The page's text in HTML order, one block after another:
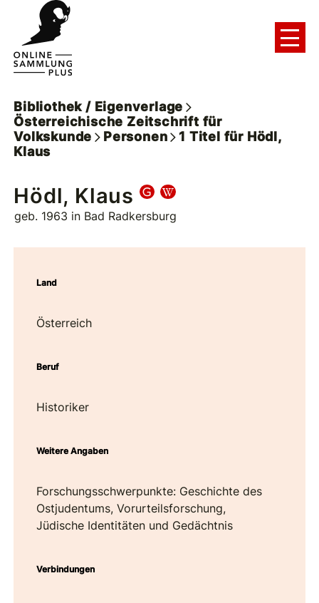
Bibliothek / Eigenverlage
Österreichische Zeitschrift für
Volkskunde
Personen 1 Titel für Hödl,
Klaus
Hödl, Klaus
geb. 1963 in Bad Radkersburg
Land
Österreich
Beruf
Historiker
Weitere Angaben
Forschungsschwerpunkte: Geschichte des
Ostjudentums, Vorurteilsforschung,
Jüdische Identitäten und Gedächtnis
Verbindungen